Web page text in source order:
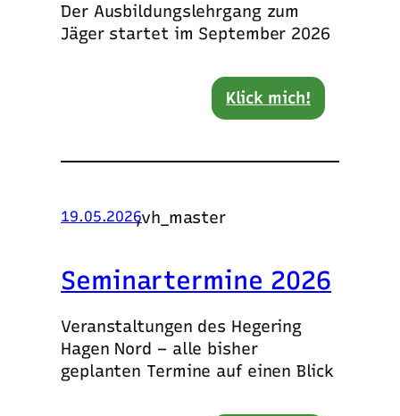
Der Ausbildungslehrgang zum
Jäger startet im September 2026
Klick mich!
19.05.2026
,vh_master
Seminartermine 2026
Veranstaltungen des Hegering
Hagen Nord – alle bisher
geplanten Termine auf einen Blick